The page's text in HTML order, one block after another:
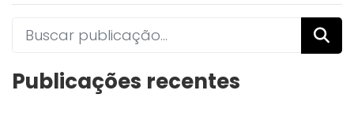
Publicações recentes